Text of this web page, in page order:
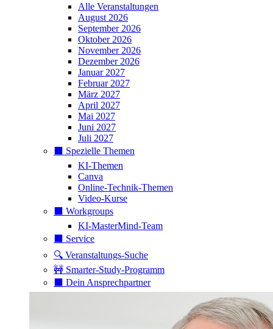
Alle Veranstaltungen
August 2026
September 2026
Oktober 2026
November 2026
Dezember 2026
Januar 2027
Februar 2027
März 2027
April 2027
Mai 2027
Juni 2027
Juli 2027
⬛️ Spezielle Themen
KI-Themen
Canva
Online-Technik-Themen
Video-Kurse
⬛️ Workgroups
KI-MasterMind-Team
⬛️ Service
🔍 Veranstaltungs-Suche
🚧 Smarter-Study-Programm
⬛️ Dein Ansprechpartner